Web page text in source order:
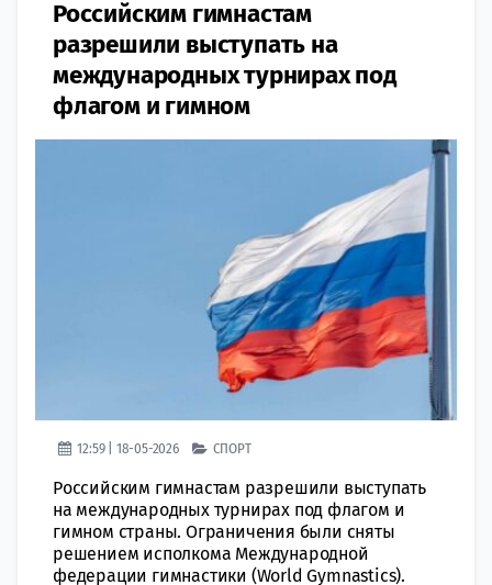
Российским гимнастам
разрешили выступать на
международных турнирах под
флагом и гимном
12:59 | 18-05-2026 СПОРТ
Российским гимнастам разрешили выступать
на международных турнирах под флагом и
гимном страны. Ограничения были сняты
решением исполкома Международной
федерации гимнастики (World Gymnastics).